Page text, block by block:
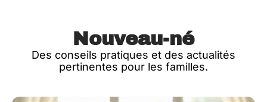
Nouveau-né
Des conseils pratiques et des actualités
pertinentes pour les familles.